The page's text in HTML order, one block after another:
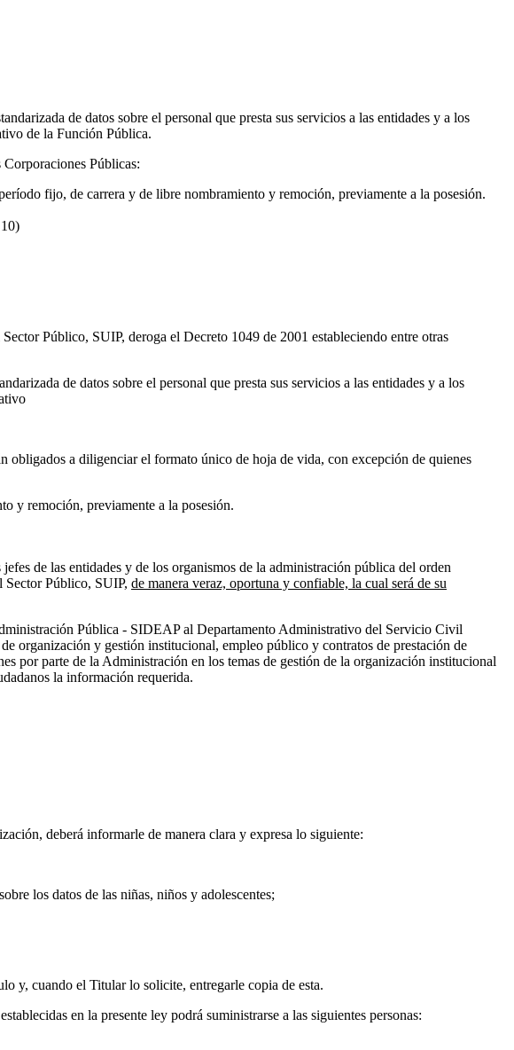
de datos sobre el personal que presta sus servicios a las entidades y a los
de la Función Pública.
Públicas:
fijo, de carrera y de libre nombramiento y remoción, previamente a la posesión.
Público, SUIP, deroga el Decreto 1049 de 2001 estableciendo entre otras
de datos sobre el personal que presta sus servicios a las entidades y a los
obligados a diligenciar el formato único de hoja de vida, con excepción de quienes
y remoción, previamente a la posesión.
jefes de las entidades y de los organismos de la administración pública del orden
Sector Público, SUIP, de manera veraz, oportuna y confiable, la cual será de su
Pública - SIDEAP al Departamento Administrativo del Servicio Civil
organización y gestión institucional, empleo público y contratos de prestación de
por parte de la Administración en los temas de gestión de la organización institucional
la información requerida.
deberá informarle de manera clara y expresa lo siguiente:
los datos de las niñas, niños y adolescentes;
y, cuando el Titular lo solicite, entregarle copia de esta.
en la presente ley podrá suministrarse a las siguientes personas: